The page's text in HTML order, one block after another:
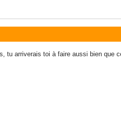
tu arriverais toi à faire aussi bien que